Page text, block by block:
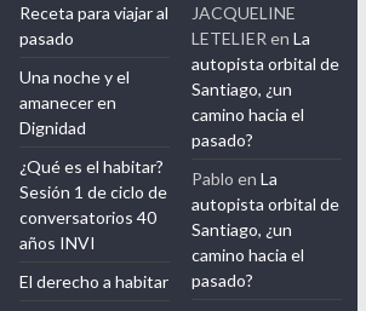
Receta para viajar al
pasado
Una noche y el
amanecer en
Dignidad
¿Qué es el habitar?
Sesión 1 de ciclo de
conversatorios 40
años INVI
El derecho a habitar
JACQUELINE
LETELIER enLa
autopista orbital de
Santiago, ¿un
camino hacia el
pasado?
Pablo enLa
autopista orbital de
Santiago, ¿un
camino hacia el
pasado?